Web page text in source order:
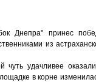
Днепра" принес
из
удачливее
в корне